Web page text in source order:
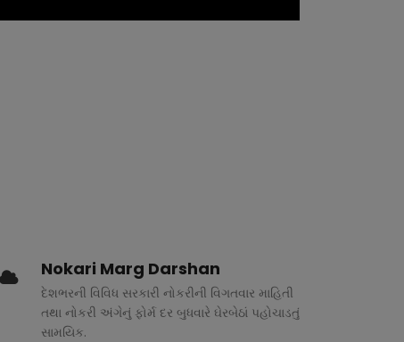
Nokari Marg Darshan
દેશભરની વિવિધ સરકારી નોકરીની વિગતવાર માહિતી
તથા નોકરી અંગેનું ફોર્મ દર બુધવારે ઘેરબેઠાં પહોચાડતું
સામયિક.